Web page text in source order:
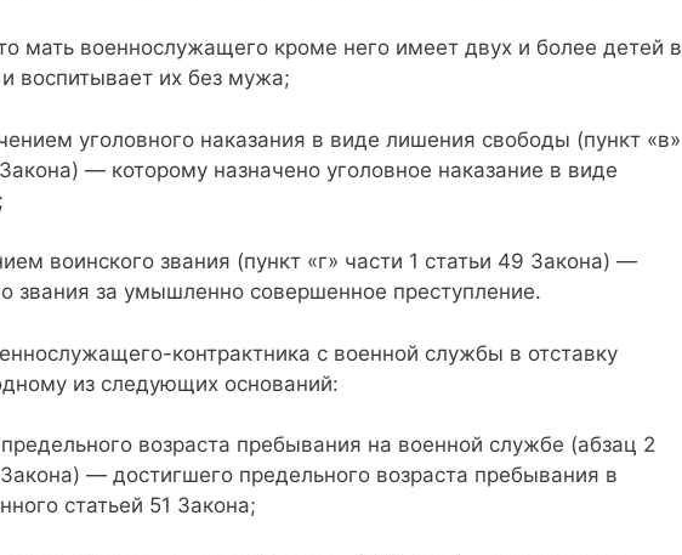
мать военнослужащего кроме него имеет двух и более детей в
воспитывает их без мужа;
уголовного наказания в виде лишения свободы (пункт «в»
— которому назначено уголовное наказание в виде
воинского звания (пункт «г» части 1 статьи 49 Закона) —
звания за умышленно совершенное преступление.
контрактника с военной службы в отставку
из следующих оснований:
возраста пребывания на военной службе (абзац 2
— достигшего предельного возраста пребывания в
статьей 51 Закона;